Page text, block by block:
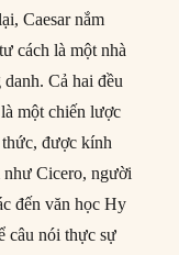
Caesar nắm
cách là một nhà
Cả hai đều
một chiến lược
được kính
như Cicero, người
đến văn học Hy
câu nói thực sự